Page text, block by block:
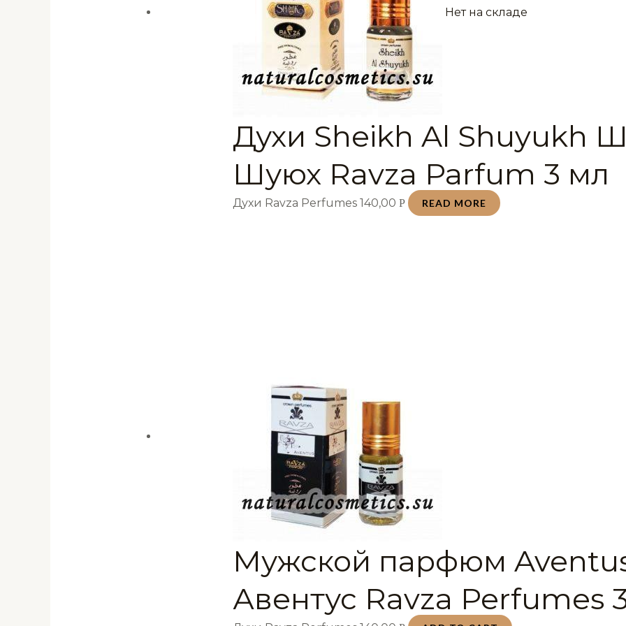
Нет на складе
Духи Sheikh Al Shuyukh
Шуюх Ravza Parfum 3 мл
Духи Ravza Perfumes140,00Р READ MORE
Мужской парфюм
Авентус Ravza Perfumes